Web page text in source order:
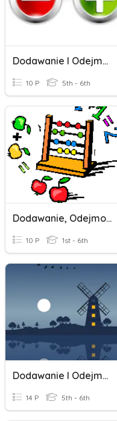
Dodawanie I Odejmowanie Liczb Całkowitych - Kartkówka
10 P 5th - 6th
Dodawanie, Odejmowanie I Mnożenie Pisemne
10 P 1st - 6th
Dodawanie I Odejmowanie
14 P 5th - 6th